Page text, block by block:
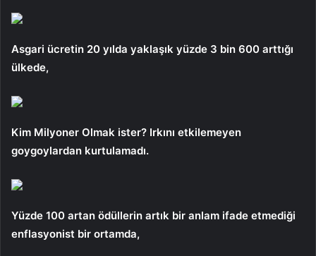
Asgari ücretin 20 yılda yaklaşık yüzde 3 bin 600 arttığı
ülkede,
Kim Milyoner Olmak ister? Irkını etkilemeyen
goygoylardan kurtulamadı.
Yüzde 100 artan ödüllerin artık bir anlam ifade etmediği
enflasyonist bir ortamda,